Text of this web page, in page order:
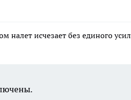
налет исчезает без единого